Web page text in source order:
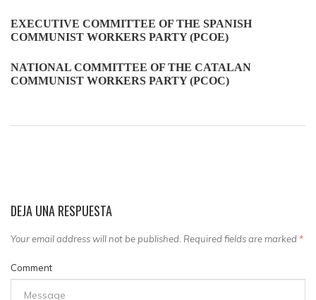
EXECUTIVE COMMITTEE OF THE SPANISH
COMMUNIST WORKERS PARTY (PCOE)
NATIONAL COMMITTEE OF THE CATALAN
COMMUNIST WORKERS PARTY (PCOC)
DEJA UNA RESPUESTA
Your email address will not be published. Required fields are marked *
Comment